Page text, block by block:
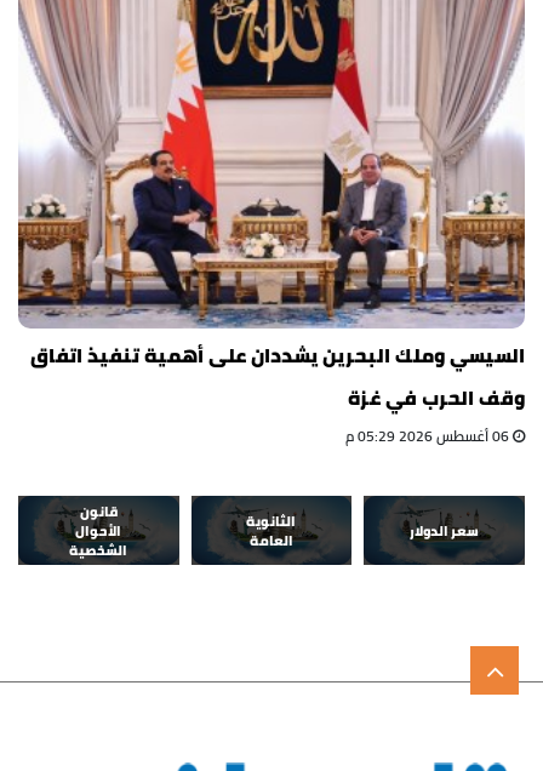
السيسي وملك البحرين يشددان على أهمية تنفيذ اتفاق
وقف الحرب في غزة
سعر الدولار
الثانوية
العامة
قانون
الأحوال
الشخصية